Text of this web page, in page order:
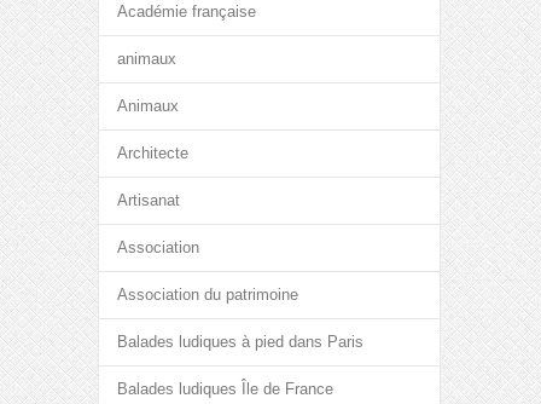
Académie française
animaux
Animaux
Architecte
Artisanat
Association
Association du patrimoine
Balades ludiques à pied dans Paris
Balades ludiques Île de France